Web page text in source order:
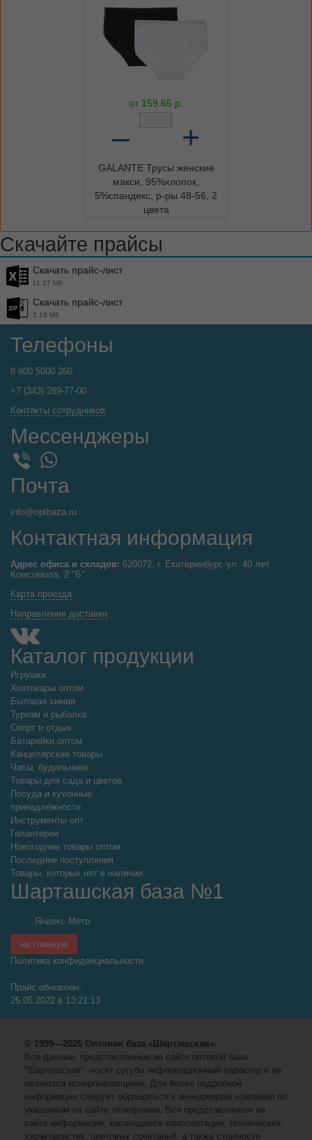
от 159.65 р.
– +
GALANTE Трусы женские
макси, 95%хлопок,
5%спандекс, р-ры 48-56, 2
цвета
Скачайте прайсы
Скачать прайс-лист
11.17 Мб
Скачать прайс-лист
2.18 Мб
Телефоны
8 800 5000 260
+7 (343) 289-77-00
Контакты сотрудников
Мессенджеры
WhatsApp
Почта
info@optbaza.ru
Контактная информация
Адрес офиса и складов: 620072, г. Екатеринбург, ул. 40 лет
Комсомола, 2 "Б".
Карта проезда
Направления доставки
Каталог продукции
Игрушки
Хозтовары оптом
Бытовая химия
Туризм и рыбалка
Спорт и отдых
Батарейки оптом
Канцелярские товары
Часы, будильники
Товары для сада и цветов
Посуда и кухонные
принадлежности
Инструменты опт
Галантерея
Новогодние товары оптом
Последние поступления
Товары, которых нет в наличии
Шарташская база №1
на главную
Политика конфиденциальности
Прайс обновлен:
25.05.2022 в 13:21:13
© 1999—2026 Оптовая база «Шарташская».
Все данные, представленные на сайте оптовой базы
"Шарташская", носят сугубо информационный характер и не
являются исчерпывающими. Для более подробной
информации следует обращаться к менеджерам компании по
указанным на сайте телефонам. Вся представленная на
сайте информация, касающаяся комплектации, технических
характеристик, цветовых сочетаний, а также стоимости